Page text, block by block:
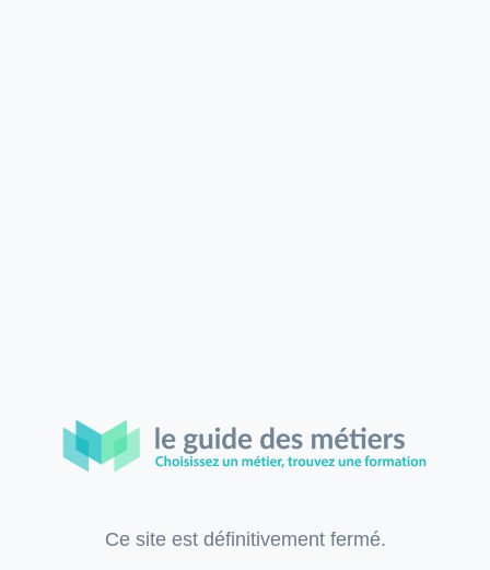
Ce site est définitivement fermé.